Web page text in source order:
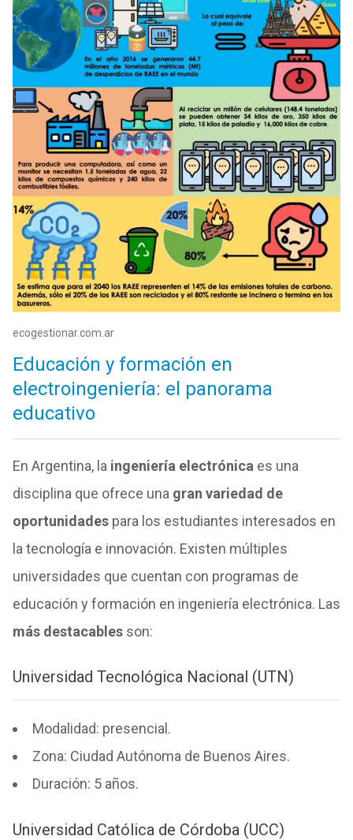
ecogestionar.com.ar
Educación y formación en
electroingeniería: el panorama
educativo
En Argentina, la ingeniería electrónica es una
disciplina que ofrece una gran variedad de
oportunidadespara los estudiantes interesados en
la tecnología e innovación. Existen múltiples
universidades que cuentan con programas de
educación y formación en ingeniería electrónica. Las
más destacablesson:
Universidad Tecnológica Nacional (UTN)
Modalidad: presencial.
Zona: Ciudad Autónoma de Buenos Aires.
Duración: 5 años.
Universidad Católica de Córdoba (UCC)